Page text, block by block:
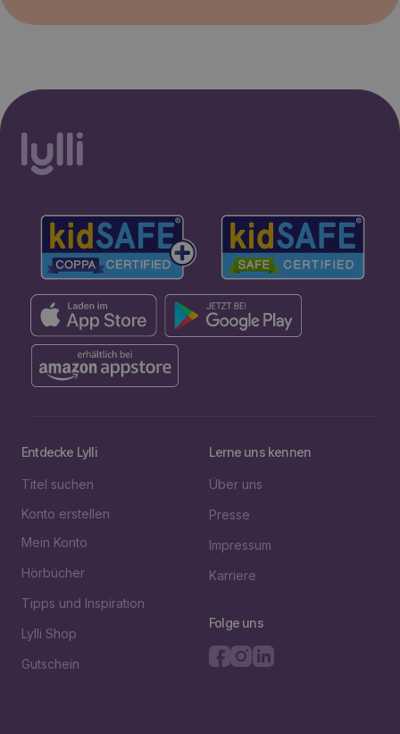
Entdecke Lylli
Titel suchen
Konto erstellen
Mein Konto
Hörbücher
Tipps und Inspiration
Lylli Shop
Gutschein
Lerne uns kennen
Über uns
Presse
Impressum
Karriere
Folge uns